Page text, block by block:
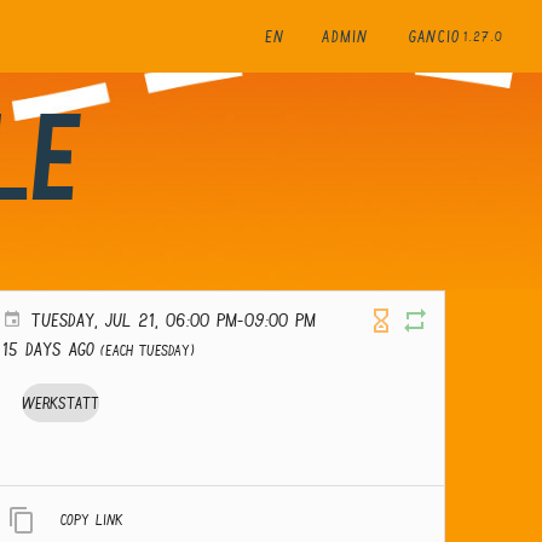
EN ADMIN GANCIO 1.27.0
TUESDAY, JUL 21, 06:00 PM-09:00 PM
15 days ago (Each Tuesday)
Werkstatt
Copy link